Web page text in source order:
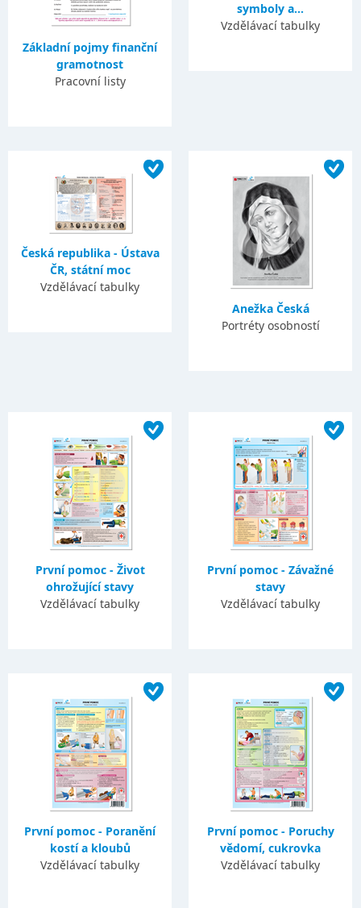
Základní pojmy finanční
gramotnost
Pracovní listy
symboly a...
Vzdělávací tabulky
Česká republika - Ústava
ČR, státní moc
Vzdělávací tabulky
Anežka Česká
Portréty osobností
První pomoc - Život
ohrožující stavy
Vzdělávací tabulky
První pomoc - Závažné
stavy
Vzdělávací tabulky
První pomoc - Poranění
kostí a kloubů
Vzdělávací tabulky
První pomoc - Poruchy
vědomí, cukrovka
Vzdělávací tabulky